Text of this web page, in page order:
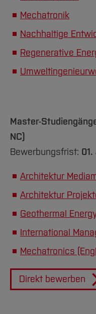
Mechatronik
Nachhaltige
Regenerative
Master-
NC)
Bewerbungsfrist:
Architektur
Architektur
Geothermal
International
Mechatronics
Direkt bewerben